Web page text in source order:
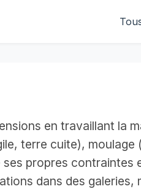
en travaillant la
terre cuite), moulage
propres contraintes
dans des galeries,